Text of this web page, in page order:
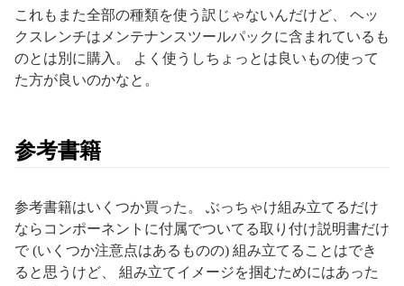
これもまた全部の種類を使う訳じゃないんだけど、 ヘッ
クスレンチはメンテナンスツールパックに含まれているも
のとは別に購入。 よく使うしちょっとは良いもの使って
た方が良いのかなと。
参考書籍
参考書籍はいくつか買った。 ぶっちゃけ組み立てるだけ
ならコンポーネントに付属でついてる取り付け説明書だけ
で (いくつか注意点はあるものの) 組み立てることはでき
ると思うけど、 組み立てイメージを掴むためにはあった